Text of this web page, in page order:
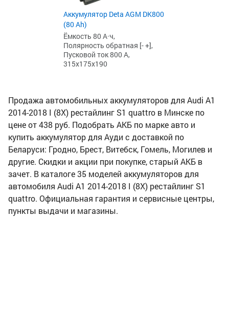
Аккумулятор Deta AGM DK800
(80 Ah)
Ёмкость 80 А·ч,
Полярность обратная [- +],
Пусковой ток 800 А,
315x175x190
Продажа автомобильных аккумуляторов для Audi A1
2014-2018 I (8X) рестайлинг S1 quattro в Минске по
цене от 438 руб. Подобрать АКБ по марке авто и
купить аккумулятор для Ауди с доставкой по
Беларуси: Гродно, Брест, Витебск, Гомель, Могилев и
другие. Скидки и акции при покупке, старый АКБ в
зачет. В каталоге 35 моделей аккумуляторов для
автомобиля Audi A1 2014-2018 I (8X) рестайлинг S1
quattro. Официальная гарантия и сервисные центры,
пункты выдачи и магазины.